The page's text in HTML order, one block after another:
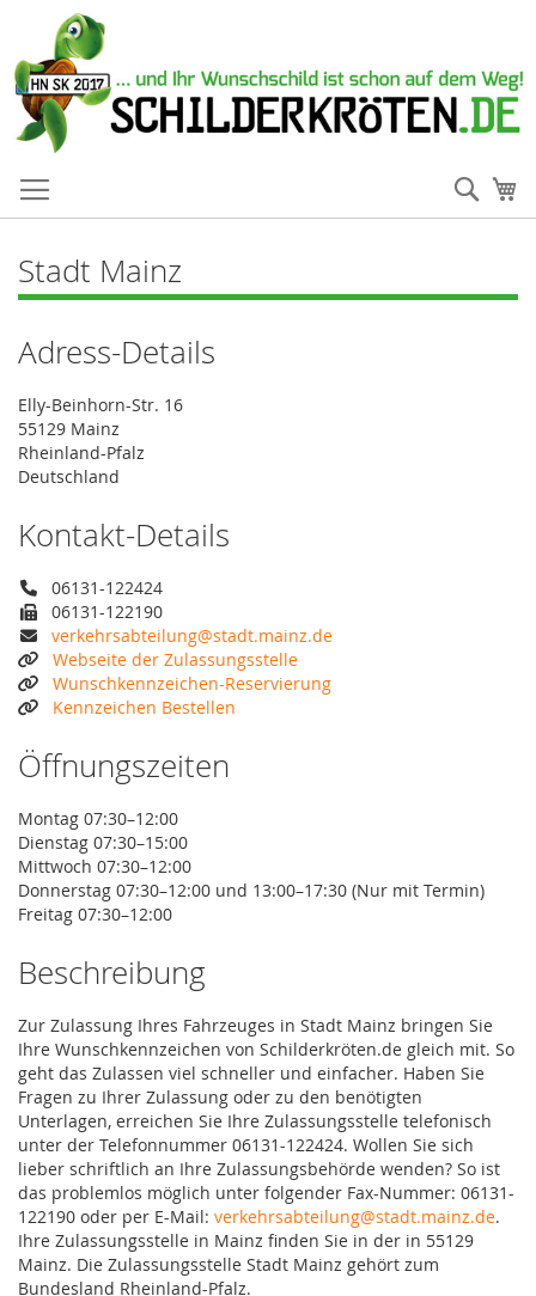
Stadt Mainz
Adress-Details
Elly-Beinhorn-Str. 16
55129 Mainz
Rheinland-Pfalz
Deutschland
Kontakt-Details
06131-122424
06131-122190
verkehrsabteilung@stadt.mainz.de
Webseite der Zulassungsstelle
Wunschkennzeichen-Reservierung
Kennzeichen Bestellen
Öffnungszeiten
Montag 07:30–12:00
Dienstag 07:30–15:00
Mittwoch 07:30–12:00
Donnerstag 07:30–12:00 und 13:00–17:30 (Nur mit Termin)
Freitag 07:30–12:00
Beschreibung
Zur Zulassung Ihres Fahrzeuges in Stadt Mainz bringen Sie
Ihre Wunschkennzeichen von Schilderkröten.de gleich mit. So
geht das Zulassen viel schneller und einfacher. Haben Sie
Fragen zu Ihrer Zulassung oder zu den benötigten
Unterlagen, erreichen Sie Ihre Zulassungsstelle telefonisch
unter der Telefonnummer 06131-122424. Wollen Sie sich
lieber schriftlich an Ihre Zulassungsbehörde wenden? So ist
das problemlos möglich unter folgender Fax-Nummer: 06131-
122190 oder per E-Mail: verkehrsabteilung@stadt.mainz.de.
Ihre Zulassungsstelle in Mainz finden Sie in der in 55129
Mainz. Die Zulassungsstelle Stadt Mainz gehört zum
Bundesland Rheinland-Pfalz.